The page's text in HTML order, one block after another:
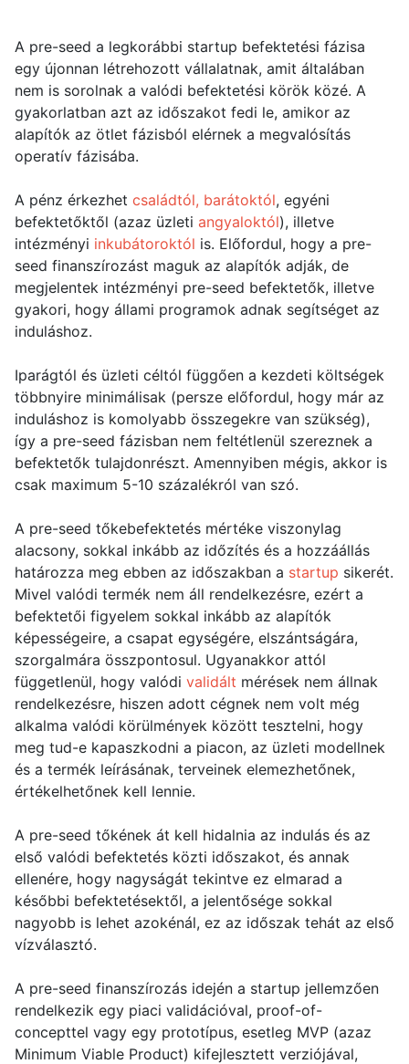
A pre-seed a legkorábbi startup befektetési fázisa
egy újonnan létrehozott vállalatnak, amit általában
nem is sorolnak a valódi befektetési körök közé. A
gyakorlatban azt az időszakot fedi le, amikor az
alapítók az ötlet fázisból elérnek a megvalósítás
operatív fázisába.
A pénz érkezhet családtól, barátoktól, egyéni
befektetőktől (azaz üzleti angyaloktól), illetve
intézményi inkubátoroktól is. Előfordul, hogy a pre-
seed finanszírozást maguk az alapítók adják, de
megjelentek intézményi pre-seed befektetők, illetve
gyakori, hogy állami programok adnak segítséget az
induláshoz.
Iparágtól és üzleti céltól függően a kezdeti költségek
többnyire minimálisak (persze előfordul, hogy már az
induláshoz is komolyabb összegekre van szükség),
így a pre-seed fázisban nem feltétlenül szereznek a
befektetők tulajdonrészt. Amennyiben mégis, akkor is
csak maximum 5-10 százalékról van szó.
A pre-seed tőkebefektetés mértéke viszonylag
alacsony, sokkal inkább az időzítés és a hozzáállás
határozza meg ebben az időszakban a startup sikerét.
Mivel valódi termék nem áll rendelkezésre, ezért a
befektetői figyelem sokkal inkább az alapítók
képességeire, a csapat egységére, elszántságára,
szorgalmára összpontosul. Ugyanakkor attól
függetlenül, hogy valódi validált mérések nem állnak
rendelkezésre, hiszen adott cégnek nem volt még
alkalma valódi körülmények között tesztelni, hogy
meg tud-e kapaszkodni a piacon, az üzleti modellnek
és a termék leírásának, terveinek elemezhetőnek,
értékelhetőnek kell lennie.
A pre-seed tőkének át kell hidalnia az indulás és az
első valódi befektetés közti időszakot, és annak
ellenére, hogy nagyságát tekintve ez elmarad a
későbbi befektetésektől, a jelentősége sokkal
nagyobb is lehet azokénál, ez az időszak tehát az első
vízválasztó.
A pre-seed finanszírozás idején a startup jellemzően
rendelkezik egy piaci validációval, proof-of-
concepttel vagy egy prototípus, esetleg MVP (azaz
Minimum Viable Product) kifejlesztett verziójával,